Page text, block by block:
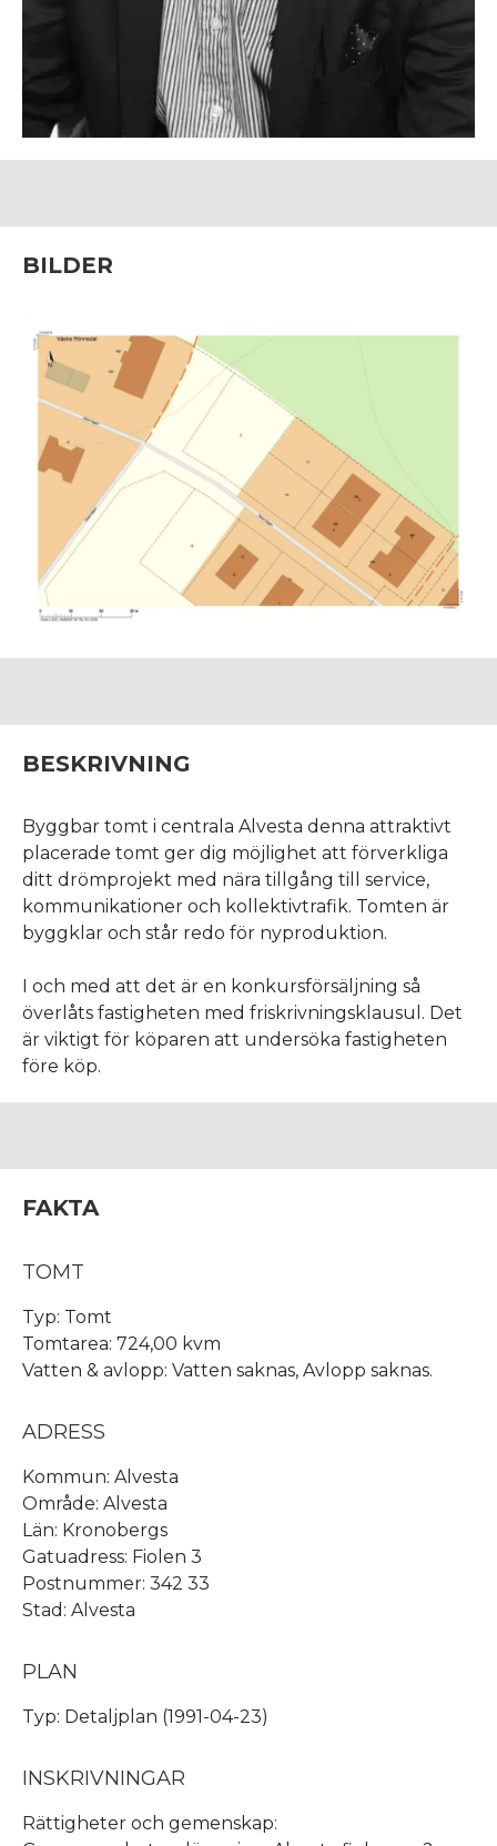
BILDER
BESKRIVNING
Byggbar tomt i centrala Alvesta denna attraktivt
placerade tomt ger dig möjlighet att förverkliga
ditt dröm­projekt med nära tillgång till service,
kommunikationer och kollektivtrafik. Tomten är
byggklar och står redo för nyproduktion.
I och med att det är en konkursförsäljning så
överlåts fastigheten med friskrivningsklausul. Det
är viktigt för köparen att undersöka fastigheten
före köp.
FAKTA
TOMT
Typ: Tomt
Tomtarea: 724,00 kvm
Vatten & avlopp: Vatten saknas, Avlopp saknas.
ADRESS
Kommun: Alvesta
Område: Alvesta
Län: Kronobergs
Gatuadress: Fiolen 3
Postnummer: 342 33
Stad: Alvesta
PLAN
Typ: Detaljplan (1991-04-23)
INSKRIVNINGAR
Rättigheter och gemenskap: